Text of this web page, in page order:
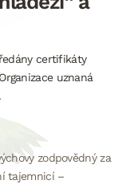
certifikáty
uznaná
zodpovědný za
tajemnicí –